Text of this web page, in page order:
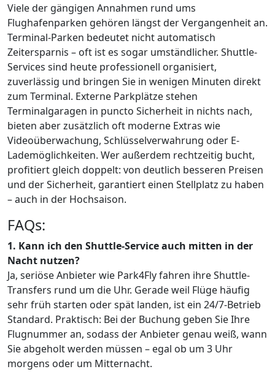
Viele der gängigen Annahmen rund ums
Flughafenparken gehören längst der Vergangenheit an.
Terminal-Parken bedeutet nicht automatisch
Zeitersparnis – oft ist es sogar umständlicher. Shuttle-
Services sind heute professionell organisiert,
zuverlässig und bringen Sie in wenigen Minuten direkt
zum Terminal. Externe Parkplätze stehen
Terminalgaragen in puncto Sicherheit in nichts nach,
bieten aber zusätzlich oft moderne Extras wie
Videoüberwachung, Schlüsselverwahrung oder E-
Lademöglichkeiten. Wer außerdem rechtzeitig bucht,
profitiert gleich doppelt: von deutlich besseren Preisen
und der Sicherheit, garantiert einen Stellplatz zu haben
– auch in der Hochsaison.
FAQs:
1. Kann ich den Shuttle-Service auch mitten in der
Nacht nutzen?
Ja, seriöse Anbieter wie Park4Fly fahren ihre Shuttle-
Transfers rund um die Uhr. Gerade weil Flüge häufig
sehr früh starten oder spät landen, ist ein 24/7-Betrieb
Standard. Praktisch: Bei der Buchung geben Sie Ihre
Flugnummer an, sodass der Anbieter genau weiß, wann
Sie abgeholt werden müssen – egal ob um 3 Uhr
morgens oder um Mitternacht.